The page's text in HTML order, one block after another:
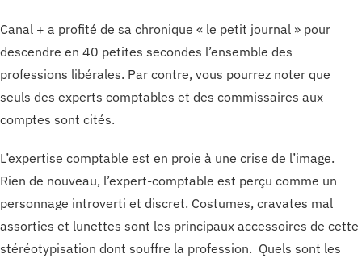
Canal + a profité de sa chronique « le petit journal » pour
descendre en 40 petites secondes l’ensemble des
professions libérales. Par contre, vous pourrez noter que
seuls des experts comptables et des commissaires aux
comptes sont cités.
L’expertise comptable est en proie à une crise de l’image.
Rien de nouveau, l’expert-comptable est perçu comme un
personnage introverti et discret. Costumes, cravates mal
assorties et lunettes sont les principaux accessoires de cette
stéréotypisation dont souffre la profession. Quels sont les